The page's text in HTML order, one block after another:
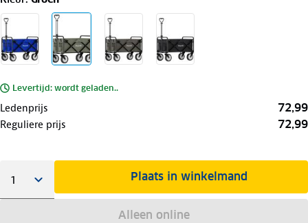
Levertijd: wordt geladen..
Ledenprijs 72,99
Reguliere prijs 72,99
Plaats in winkelmand
Alleen online